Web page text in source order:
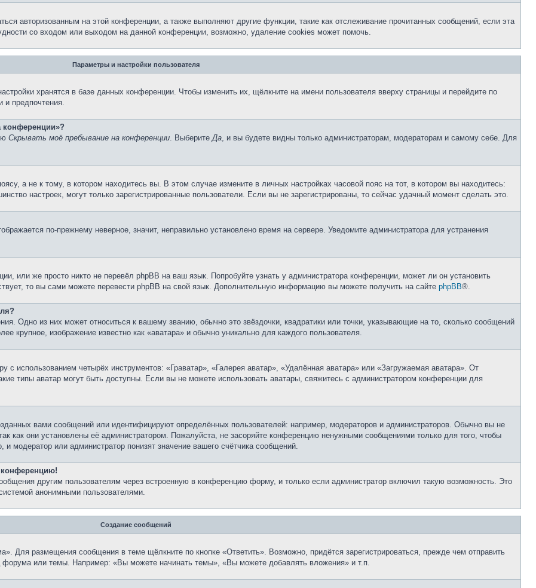
авторизованным на этой конференции, а также выполняют другие функции, такие как отслеживание прочитанных сообщений, если эта
со входом или выходом на данной конференции, возможно, удаление cookies может помочь.
Параметры и настройки пользователя
хранятся в базе данных конференции. Чтобы изменить их, щёлкните на имени пользователя вверху страницы и перейдите по
и предпочтения.
конференции»?
Скрывать моё пребывание на конференции. ВыберитеДа, и вы будете видны только администраторам, модераторам и самому себе. Для
а не к тому, в котором находитесь вы. В этом случае измените в личных настройках часовой пояс на тот, в котором вы находитесь:
настроек, могут только зарегистрированные пользователи. Если вы не зарегистрированы, то сейчас удачный момент сделать это.
по-прежнему неверное, значит, неправильно установлено время на сервере. Уведомите администратора для устранения
или же просто никто не перевёл phpBB на ваш язык. Попробуйте узнать у администратора конференции, может ли он установить
то вы сами можете перевести phpBB на свой язык. Дополнительную информацию вы можете получить на сайте phpBB®.
Одно из них может относиться к вашему званию, обычно это звёздочки, квадратики или точки, указывающие на то, сколько сообщений
крупное, изображение известно как «аватара» и обычно уникально для каждого пользователя.
использованием четырёх инструментов: «Граватар», «Галерея аватар», «Удалённая аватара» или «Загружаемая аватара». От
типы аватар могут быть доступны. Если вы не можете использовать аватары, свяжитесь с администратором конференции для
вами сообщений или идентифицируют определённых пользователей: например, модераторов и администраторов. Обычно вы не
как они установлены её администратором. Пожалуйста, не засоряйте конференцию ненужными сообщениями только для того, чтобы
модератор или администратор понизят значение вашего счётчика сообщений.
конференцию!
другим пользователям через встроенную в конференцию форму, и только если администратор включил такую возможность. Это
анонимными пользователями.
Создание сообщений
Для размещения сообщения в теме щёлкните по кнопке «Ответить». Возможно, придётся зарегистрироваться, прежде чем отправить
форума или темы. Например: «Вы можете начинать темы», «Вы можете добавлять вложения» и т.п.